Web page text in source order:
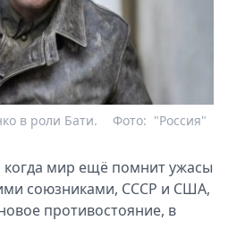
в роли Бати. "Россия"
Фото:
когда мир ещё помнит ужасы
союзниками, СССР и США,
противостояние, в